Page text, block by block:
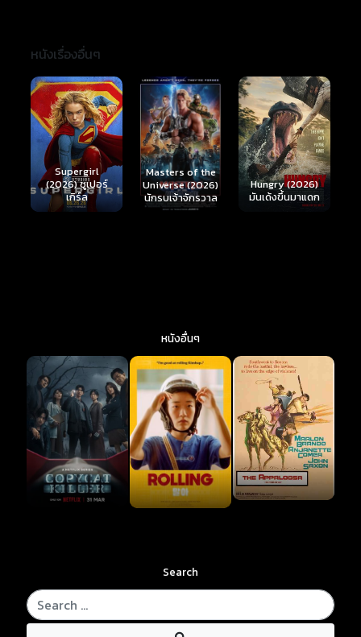
หนังเรื่องอื่นๆ
Masters of the
Universe (2026)
นักรบเจ้าจักรวาล
Hungry (2026)
มันเด้งขึ้นมาแดก
Ready or Not 2:
Here I Come
(2026) เกมพร้อม
ตาย 2
หนังอื่นๆ
Search